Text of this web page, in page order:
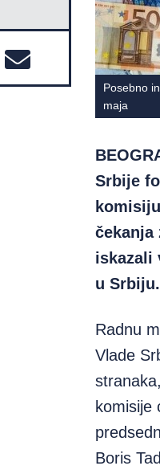
Posebno
maja
Srbije
čekanja
iskazali
u Srbiju.
Radnu
Vlade
komisije
Boris